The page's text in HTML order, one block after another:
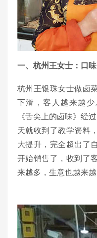
一、杭州王女士：口
杭州王银珠女士做卤
下滑，客人越来越
《舌尖上的卤味》经
天就收到了教学资料
大提升，完全超出了
开始销售了，收到了
来越多，生意也越来